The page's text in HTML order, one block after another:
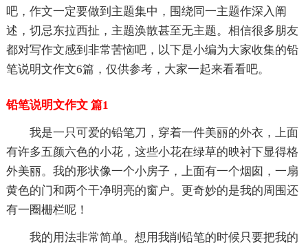
吧，作文一定要做到主题集中，围绕同一主题作深入阐
述，切忌东拉西扯，主题涣散甚至无主题。相信很多朋友
都对写作文感到非常苦恼吧，以下是小编为大家收集的铅
笔说明文作文6篇，仅供参考，大家一起来看看吧。
铅笔说明文作文 篇1
我是一只可爱的铅笔刀，穿着一件美丽的外衣，上面
有许多五颜六色的小花，这些小花在绿草的映衬下显得格
外美丽。我的形状像一个小房子，上面有一个烟囱，一扇
黄色的门和两个干净明亮的窗户。更奇妙的是我的周围还
有一圈栅栏呢！
我的用法非常简单。想用我削铅笔的时候只要把我的